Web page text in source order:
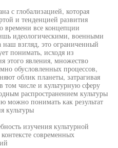
с глобализацией, которая
и тенденцией развития
времени все концепции
идеологическими, военными
взгляд, это ограниченный
понимать, исходя из
этого явления, множество
обусловленных процессов,
облик планеты, затрагивая
том числе и культурную сферу
распространением культуры
можно понимать как результат
культуры
изучения культурной
современных